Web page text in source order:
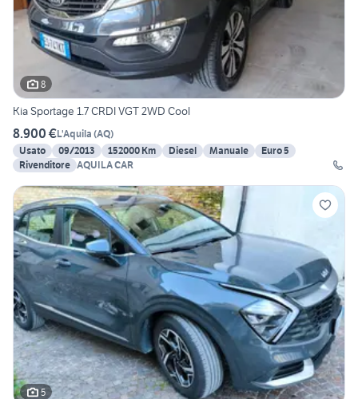
8
Kia Sportage 1.7 CRDI VGT 2WD Cool
8.900 €L'Aquila (AQ)
Usato
09/2013 152000 Km Diesel Manuale
Euro 5
Rivenditore AQUILA CAR
5